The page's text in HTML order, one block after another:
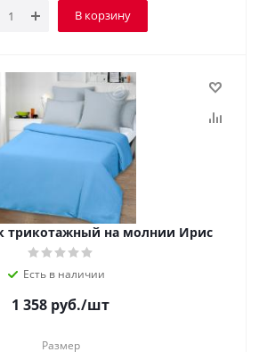
В корзину
трикотажный на молнии Ирис
Есть в наличии
1 358 руб./шт
Размер